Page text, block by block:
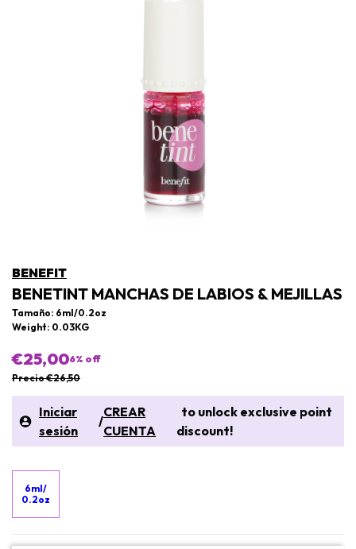
BENEFIT
BENETINT MANCHAS DE LABIOS & MEJILLAS
Tamaño: 6ml/0.2oz
Weight: 0.03KG
€25,006% off
Precio €26,50
Iniciar
sesión
/
CREAR
CUENTA
to unlock exclusive point
discount!
6ml/
0.2oz